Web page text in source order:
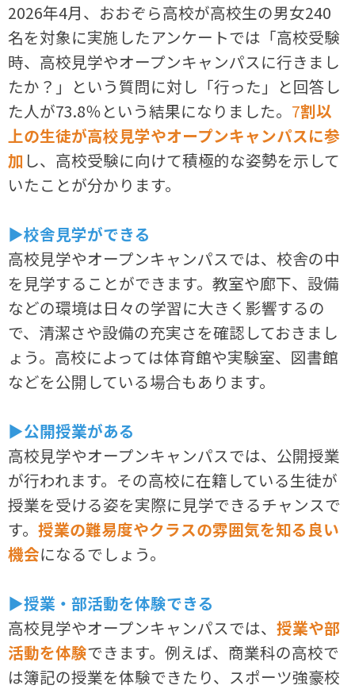
2026年4月、おおぞら高校が高校生の男女240
名を対象に実施したアンケートでは「高校受験
時、高校見学やオープンキャンパスに行きまし
たか？」という質問に対し「行った」と回答し
た人が73.8％という結果になりました。 7割以
上の生徒が高校見学やオープンキャンパスに参
加 し、高校受験に向けて積極的な姿勢を示して
いたことが分かります。
▶校舎見学ができる
高校見学やオープンキャンパスでは、校舎の中
を見学することができます。教室や廊下、設備
などの環境は日々の学習に大きく影響するの
で、清潔さや設備の充実さを確認しておきまし
ょう。高校によっては体育館や実験室、図書館
などを公開している場合もあります。
▶公開授業がある
高校見学やオープンキャンパスでは、公開授業
が行われます。その高校に在籍している生徒が
授業を受ける姿を実際に見学できるチャンスで
す。授業の難易度やクラスの雰囲気を知る良い
機会になるでしょう。
▶授業・部活動を体験できる
高校見学やオープンキャンパスでは、授業や部
活動を体験できます。例えば、商業科の高校で
は簿記の授業を体験できたり、スポーツ強豪校